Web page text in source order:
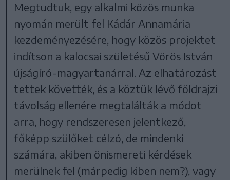
Megtudtuk, egy alkalmi közös munka
nyomán merült fel Kádár Annamária
kezdeményezésére, hogy közös projektet
indítson a kalocsai születésű Vörös István
újságíró-magyartanárral. Az elhatározást
tettek követték, és a köztük lévő földrajzi
távolság ellenére megtalálták a módot
arra, hogy rendszeresen jelentkező,
főképp szülőket célzó, de mindenki
számára, akiben önismereti kérdések
merülnek fel (márpedig kiben nem?), vagy